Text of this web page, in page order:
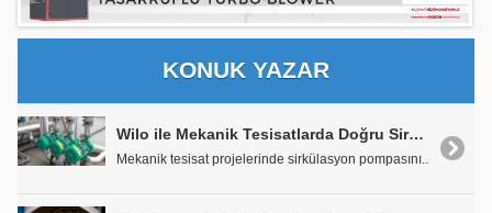
KONUK YAZAR
Wilo ile Mekanik Tesisatlarda Doğru Sirkülasyon Pompası Seçimi
Mekanik tesisat projelerinde sirkülasyon pompasını..